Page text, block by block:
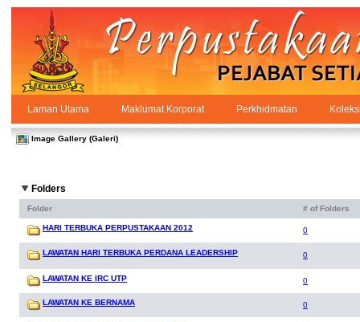
Skip to Content
PPSUKSEL
Galeri
Laman Utama Maklumat Korporat Perkhidmatan
Image Gallery (Galeri)
Folders
Folder # of Folders
HARI TERBUKA PERPUSTAKAAN 2012 0
LAWATAN HARI TERBUKA PERDANA LEADERSHIP 0
LAWATAN KE IRC UTP 0
LAWATAN KE BERNAMA 0